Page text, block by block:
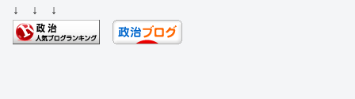
b
d
y
↓ ↓ ↓